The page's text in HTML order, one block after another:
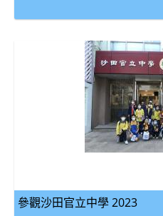
參觀沙田官立中學 2023